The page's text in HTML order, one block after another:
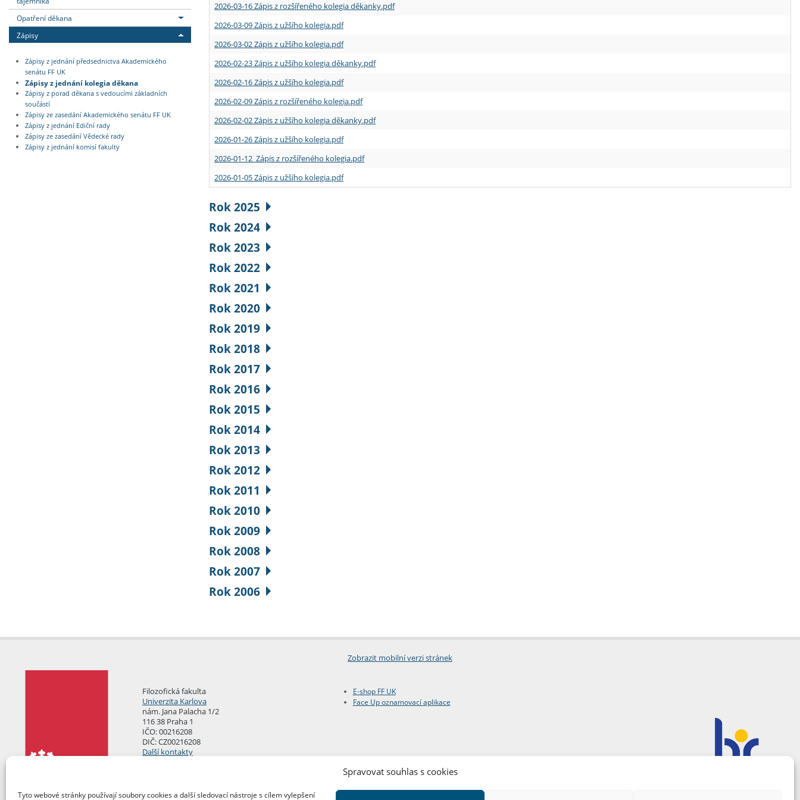
Spravovat souhlas s cookies
Tyto webové stránky používají soubory cookies a další sledovací nástroje s cílem vylepšení
Opatření děkana
Zápisy
Zápisy z jednání předsednictva Akademického
senátu FF UK
Zápisy z jednání kolegia děkana
Zápisy z porad děkana s vedoucími základních
součástí
Zápisy ze zasedání Akademického senátu FF UK
Zápisy z jednání Ediční rady
Zápisy ze zasedání Vědecké rady
Zápisy z jednání komisí fakulty
2026-03-16 Zápis z rozšířeného kolegia děkanky.pdf
2026-03-09 Zápis z užšího kolegia.pdf
2026-03-02 Zápis z užšího kolegia.pdf
2026-02-23 Zápis z užšího kolegia děkanky.pdf
2026-02-16 Zápis z užšího kolegia.pdf
2026-02-09 Zápis z rozšířeného kolegia.pdf
2026-02-02 Zápis z užšího kolegia děkanky.pdf
2026-01-26 Zápis z užšího kolegia.pdf
2026-01-12 Zápis z rozšířeného kolegia.pdf
2026-01-05 Zápis z užšího kolegia.pdf
Rok 2025
Rok 2024
Rok 2023
Rok 2022
Rok 2021
Rok 2020
Rok 2019
Rok 2018
Rok 2017
Rok 2016
Rok 2015
Rok 2014
Rok 2013
Rok 2012
Rok 2011
Rok 2010
Rok 2009
Rok 2008
Rok 2007
Rok 2006
Zobrazit mobilní verzi stránek
Filozofická fakulta
Univerzita Karlova
nám. Jana Palacha 1/2
116 38 Praha 1
IČO: 00216208
DIČ: CZ00216208
Další kontakty
E-shop FF UK
Face Up oznamovací aplikace